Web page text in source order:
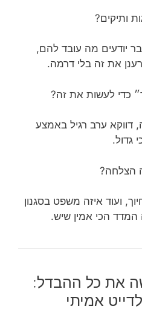
ותיקים?
יודעים מה עובד להם,
את זה בלי דרמה.
כדי לעשות את זה?
ערב רגיל באמצע
גדול.
הצלחה?
ועוד איזה משפט בסגנון
המדד הכי אמין שיש.
את כל ההבדל:
אמיתי